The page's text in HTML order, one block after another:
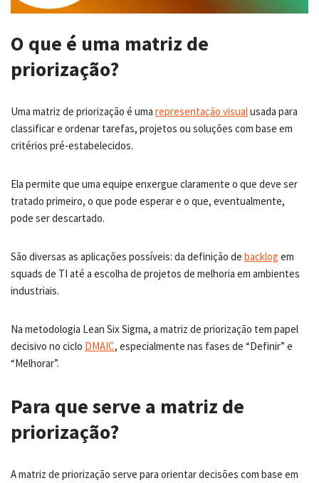
O que é uma matriz de
priorização?
Uma matriz de priorização é uma representação visualusada para
classificar e ordenar tarefas, projetos ou soluções com base em
critérios pré-estabelecidos.
Ela permite que uma equipe enxergue claramente o que deve ser
tratado primeiro, o que pode esperar e o que, eventualmente,
pode ser descartado.
São diversas as aplicações possíveis: da definição de backlog em
squads de TI até a escolha de projetos de melhoria em ambientes
industriais.
Na metodologia Lean Six Sigma, a matriz de priorização tem papel
decisivo no ciclo DMAIC, especialmente nas fases de “Definir” e
“Melhorar”.
Para que serve a matriz de
priorização?
A matriz de priorização serve para orientar decisões com base em